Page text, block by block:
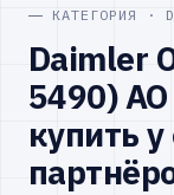
КАТЕГОРИЯ ·
Daimler
5490)
купить